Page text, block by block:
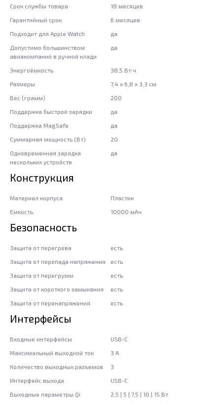
Срок службы товара
18 месяцев
Гарантийный срок
6 месяцев
Подходит для Apple Watch
да
Допустимо большинством
авиакомпаний в ручной клади
да
Энергоёмкость
38,5 Вт·ч
Размеры
7,4 x 6,8 x 3,3 см
Вес (грамм)
200
Поддержка быстрой зарядки
да
Поддержка MagSafe
да
Суммарная мощность (Вт)
20
Одновременная зарядка
нескольких устройств
да
Конструкция
Материал корпуса
Пластик
Емкость
10000 мAч
Безопасность
Защита от перегрева
есть
Защита от перепада напряжения
есть
Защита от перегрузки
есть
Защита от короткого замыкания
есть
Защита от перенапряжения
есть
Интерфейсы
Входные интерфейсы
USB-C
Максимальный выходной ток
3 А
Количество выходных разъемов
3
Интерфейс выхода
USB-C
Выходные параметры Qi
2,5 | 5 | 7,5 | 10 | 15 Вт